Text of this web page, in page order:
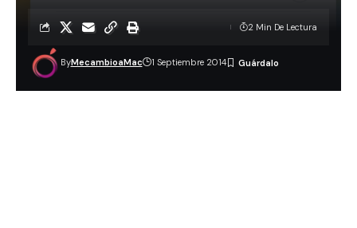
ByMecambioaMac 1 Septiembre 2014
2 Min De Lectura